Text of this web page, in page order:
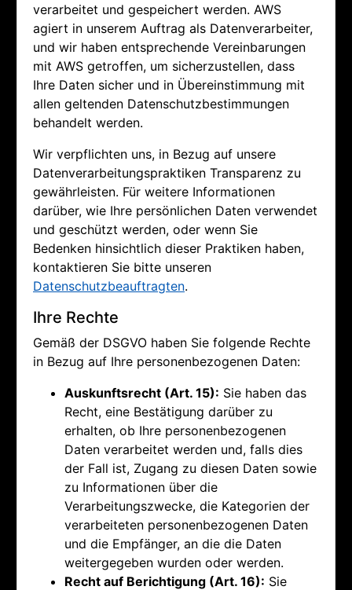
verarbeitet und gespeichert werden. AWS
agiert in unserem Auftrag als Datenverarbeiter,
und wir haben entsprechende Vereinbarungen
mit AWS getroffen, um sicherzustellen, dass
Ihre Daten sicher und in Übereinstimmung mit
allen geltenden Datenschutzbestimmungen
behandelt werden.
Wir verpflichten uns, in Bezug auf unsere
Datenverarbeitungspraktiken Transparenz zu
gewährleisten. Für weitere Informationen
darüber, wie Ihre persönlichen Daten verwendet
und geschützt werden, oder wenn Sie
Bedenken hinsichtlich dieser Praktiken haben,
kontaktieren Sie bitte unseren
Datenschutzbeauftragten.
Ihre Rechte
Gemäß der DSGVO haben Sie folgende Rechte
in Bezug auf Ihre personenbezogenen Daten:
Auskunftsrecht (Art. 15): Sie haben das
Recht, eine Bestätigung darüber zu
erhalten, ob Ihre personenbezogenen
Daten verarbeitet werden und, falls dies
der Fall ist, Zugang zu diesen Daten sowie
zu Informationen über die
Verarbeitungszwecke, die Kategorien der
verarbeiteten personenbezogenen Daten
und die Empfänger, an die die Daten
weitergegeben wurden oder werden.
Recht auf Berichtigung (Art. 16): Sie